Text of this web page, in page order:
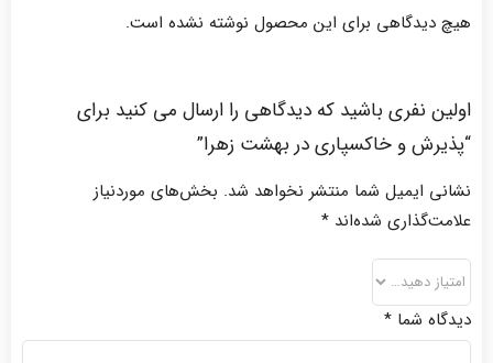
هیچ دیدگاهی برای این محصول نوشته نشده است.
اولین نفری باشید که دیدگاهی را ارسال می کنید برای
“پذیرش و خاکسپاری در بهشت زهرا”
نشانی ایمیل شما منتشر نخواهد شد. بخش‌های موردنیاز
علامت‌گذاری شده‌اند *
دیدگاه شما *